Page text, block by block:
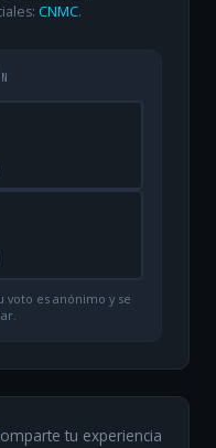
CNMC.
voto es anónimo y se
tu experiencia